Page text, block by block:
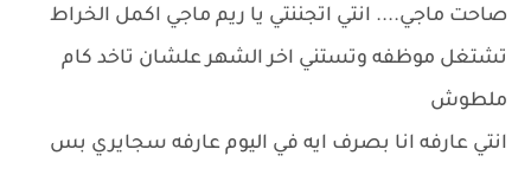
صاحت ماجي.... انتي اتجننتي يا ريم ماجي اكمل الخراط
تشتغل موظفه وتستني اخر الشهر علشان تاخد كام
ملطوش
انتي عارفه انا بصرف ايه في اليوم عارفه سجايري بس